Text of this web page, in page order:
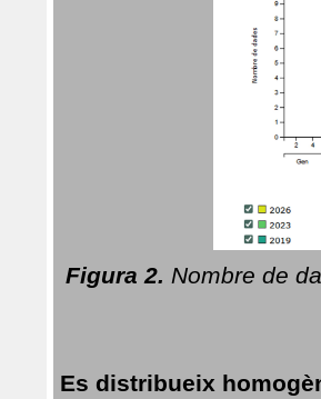
Figura 2. Nombre de
Es distribueix